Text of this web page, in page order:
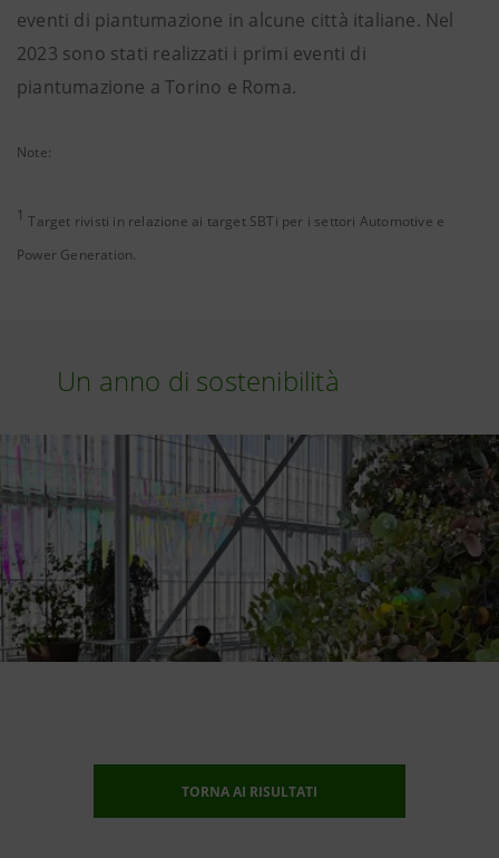
eventi di piantumazione in alcune città italiane. Nel
2023 sono stati realizzati i primi eventi di
piantumazione a Torino e Roma.
Note:
1 Target rivisti in relazione ai target SBTi per i settori Automotive e
Power Generation.
Un anno di sostenibilità
TORNA AI RISULTATI